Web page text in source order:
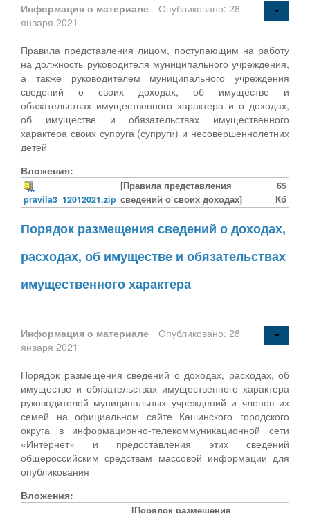
Информация о материале
Опубликовано: 28
января 2021
Правила представления лицом, поступающим на работу
на должность руководителя муниципального учреждения,
а также руководителем муниципального учреждения
сведений о своих доходах, об имуществе и
обязательствах имущественного характера и о доходах,
об имуществе и обязательствах имущественного
характера своих супруга (супруги) и несовершеннолетних
детей
Вложения:
pravila3_12012021.zip
[Правила представления
сведений о своих доходах]
65
Кб
Порядок размещения сведений о доходах,
расходах, об имуществе и обязательствах
имущественного характера
Информация о материале
Опубликовано: 28
января 2021
Порядок размещения сведений о доходах, расходах, об
имуществе и обязательствах имущественного характера
руководителей муниципальных учреждений и членов их
семей на официальном сайте Кашинского городского
округа в информационно-телекоммуникационной сети
«Интернет» и предоставления этих сведений
общероссийским средствам массовой информации для
опубликования
Вложения:
[Порядок размещения